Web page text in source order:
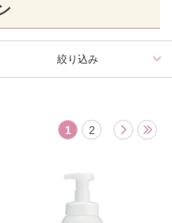
絞り込み
1 2